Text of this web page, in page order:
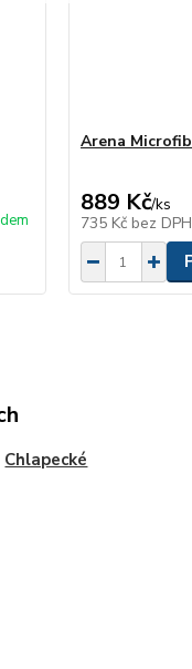
Arena
889 Kč/ks
735 Kč bez DPH
Chlapecké